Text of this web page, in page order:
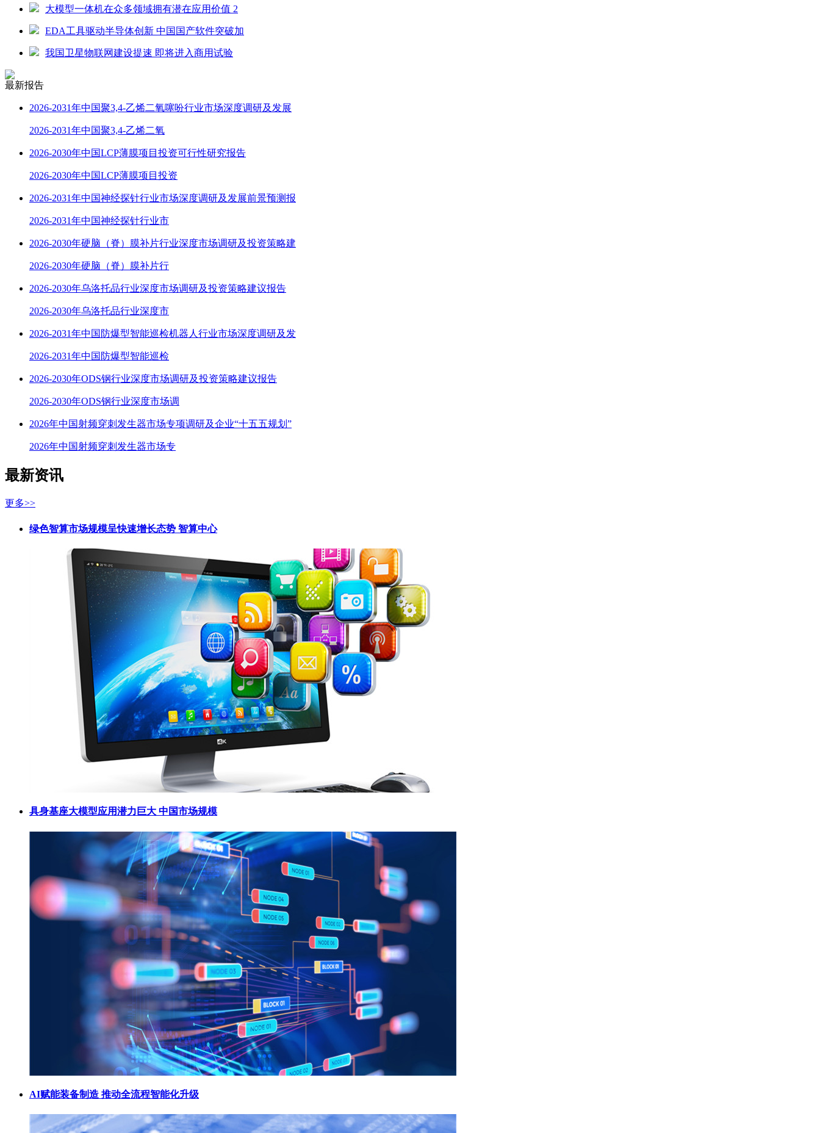
大模型一体机在众多领域拥有潜在应用价值 2
EDA工具驱动半导体创新 中国国产软件突破加
我国卫星物联网建设提速 即将进入商用试验
最新报告
2026-2031年中国聚3,4-乙烯二氧噻吩行业市场深度调研及发展
2026-2031年中国聚3,4-乙烯二氧
2026-2030年中国LCP薄膜项目投资可行性研究报告
2026-2030年中国LCP薄膜项目投资
2026-2031年中国神经探针行业市场深度调研及发展前景预测报
2026-2031年中国神经探针行业市
2026-2030年硬脑（脊）膜补片行业深度市场调研及投资策略建
2026-2030年硬脑（脊）膜补片行
2026-2030年乌洛托品行业深度市场调研及投资策略建议报告
2026-2030年乌洛托品行业深度市
2026-2031年中国防爆型智能巡检机器人行业市场深度调研及发
2026-2031年中国防爆型智能巡检
2026-2030年ODS钢行业深度市场调研及投资策略建议报告
2026-2030年ODS钢行业深度市场调
2026年中国射频穿刺发生器市场专项调研及企业“十五五规划”
2026年中国射频穿刺发生器市场专
最新资讯
更多>>
绿色智算市场规模呈快速增长态势 智算中心
具身基座大模型应用潜力巨大 中国市场规模
AI赋能装备制造 推动全流程智能化升级